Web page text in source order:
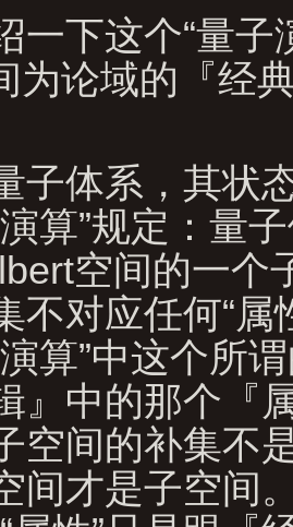
一下这个“量子
为论域的『经
子体系，其状
算”规定：量
空间的一个
不对应任何“属
算”中这个所
』中的那个『
空间的补集不
间才是子空间